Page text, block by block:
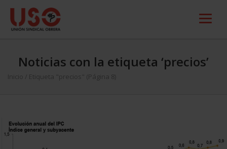
Noticias con la etiqueta ‘precios’
Inicio Etiqueta "precios" (Página 8)